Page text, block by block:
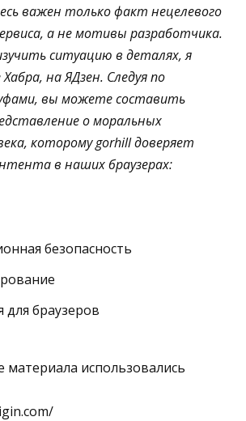
важен только факт нецелевого
а не мотивы разработчика.
ситуацию в деталях, я
на ЯДзен. Следуя по
вы можете составить
о моральных
которому gorhill доверяет
в наших браузерах:
безопасность
для браузеров
материала использовались